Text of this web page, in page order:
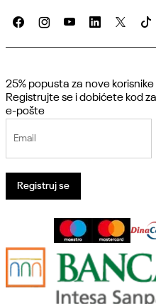
25% popusta za nove korisnike
Registrujte se i dobićete kod
e-pošte
Email
Registruj se